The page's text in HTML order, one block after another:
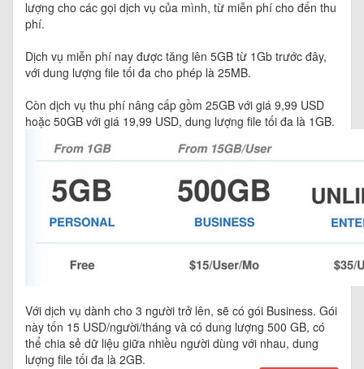
lượng cho các gọi dịch vụ của mình, từ miễn phí cho đến thu
phí.
Dịch vụ miễn phí nay được tăng lên 5GB từ 1Gb trước đây,
với dung lượng file tối đa cho phép là 25MB.
Còn dịch vụ thu phí nâng cấp gồm 25GB với giá 9,99 USD
hoặc 50GB với giá 19,99 USD, dung lượng file tối đa là 1GB.
Với dịch vụ dành cho 3 người trở lên, sẽ có gói Business. Gói
này tốn 15 USD/người/tháng và có dung lượng 500 GB, có
thể chia sẻ dữ liệu giữa nhiều người dùng với nhau, dung
lượng file tối đa là 2GB.